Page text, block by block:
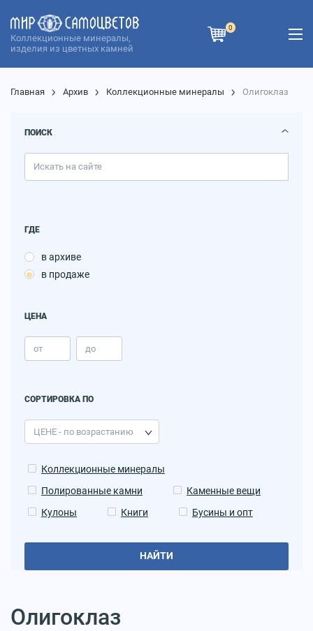
Коллекционные минералы,
изделия из цветных камней
0
Главная Архив Коллекционные минералы Олигоклаз
ПОИСК
ГДЕ
в архиве
в продаже
ЦЕНА
СОРТИРОВКА ПО
Коллекционные минералы
Полированные камни
Каменные вещи
Кулоны
Книги Бусины и опт
НАЙТИ
Олигоклаз